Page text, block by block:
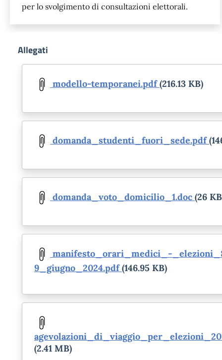
per lo svolgimento di consultazioni elettorali.
Allegati
modello-temporanei.pdf(216.13 KB)
domanda_studenti_fuori_sede.pdf
domanda_voto_domicilio_1.doc (26
manifesto_orari_medici_-
9_giugno_2024.pdf(146.95 KB)
(2.41 MB)